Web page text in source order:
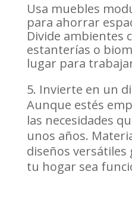
Usa muebles
para ahorrar
Divide ambientes
estanterías o
lugar para
Invierte en un
Aunque estés
las necesidades
unos años.
diseños
tu hogar sea